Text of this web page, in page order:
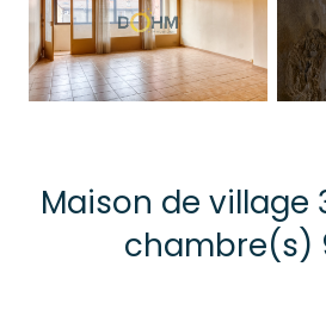
Maison de village 3 pièce(s) 1